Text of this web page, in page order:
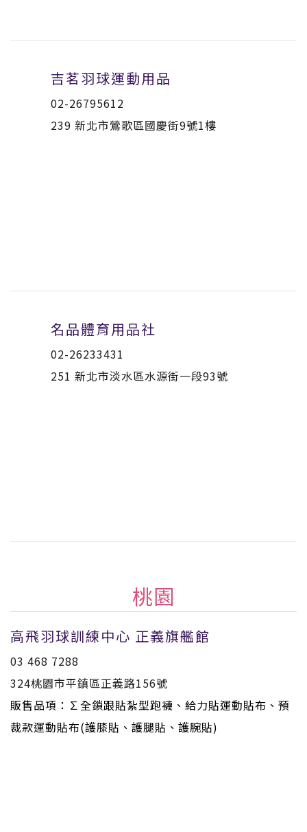
吉茗羽球運動用品
02-26795612
239 新北市鶯歌區國慶街9號1樓
名品體育用品社
02-26233431
251 新北市淡水區水源街一段93號
桃園
高飛羽球訓練中心 正義旗艦館
03 468 7288
324桃園市平鎮區正義路156號
販售品項：∑全鎖跟貼紮型跑襪、給力貼運動貼布、預
裁款運動貼布(護膝貼、護腿貼、護腕貼)